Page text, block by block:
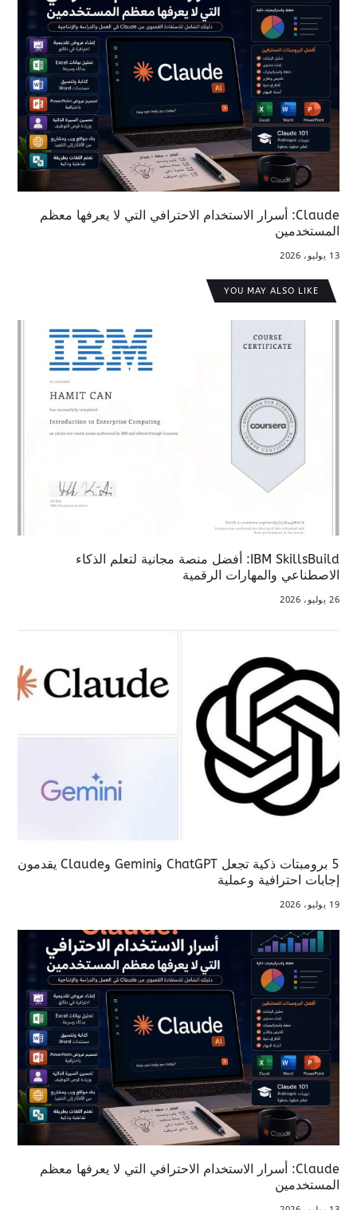
Claude: أسرار الاستخدام الاحترافي التي لا يعرفها معظم
المستخدمين
13 يوليو، 2026
YOU MAY ALSO LIKE
IBM SkillsBuild: أفضل منصة مجانية لتعلم الذكاء
الاصطناعي والمهارات الرقمية
26 يوليو، 2026
5 برومبتات ذكية تجعل ChatGPT وGemini وClaude يقدمون
إجابات احترافية وعملية
19 يوليو، 2026
Claude: أسرار الاستخدام الاحترافي التي لا يعرفها معظم
المستخدمين